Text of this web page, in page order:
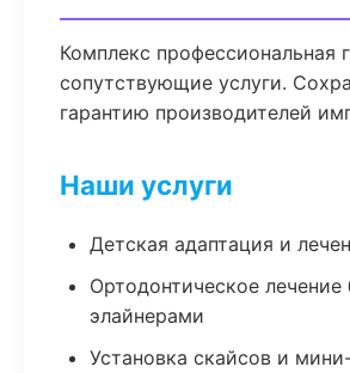
Комплекс профессиональная
сопутствующие услуги.
гарантию производителей
Наши услуги
Детская адаптация и
Ортодонтическое
элайнерами
Установка скайсов и